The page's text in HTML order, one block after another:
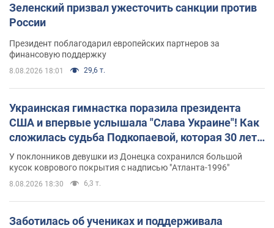
Зеленский призвал ужесточить санкции против
России
Президент поблагодарил европейских партнеров за
финансовую поддержку
8.08.2026 18:01 29,6 т.
Украинская гимнастка поразила президента
США и впервые услышала "Слава Украине"! Как
сложилась судьба Подкопаевой, которая 30 лет
назад завоевала "золото" Олимпиады
У поклонников девушки из Донецка сохранился большой
кусок коврового покрытия с надписью "Атланта-1996"
8.08.2026 18:30 6,3 т.
Заботилась об учениках и поддерживала